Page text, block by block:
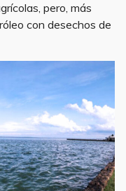
pero, más
con desechos de